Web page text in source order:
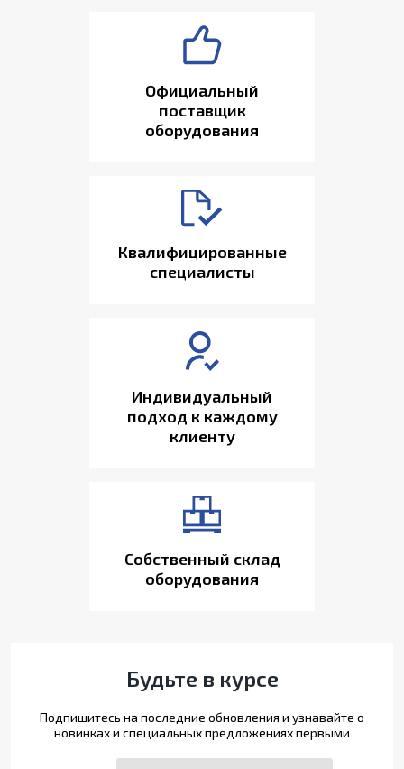
Официальный
поставщик
оборудования
Квалифицированные
специалисты
Индивидуальный
подход к каждому
клиенту
Собственный склад
оборудования
Будьте в курсе
Подпишитесь на последние обновления и узнавайте о
новинках и специальных предложениях первыми